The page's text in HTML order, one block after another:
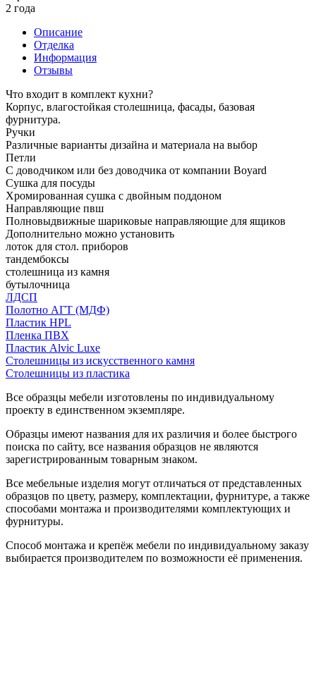
2 года
Описание
Отделка
Информация
Отзывы
Что входит в комплект кухни?
Корпус, влагостойкая столешница, фасады, базовая
фурнитура.
Ручки
Различные варианты дизайна и материала на выбор
Петли
С доводчиком или без доводчика от компании Boyard
Сушка для посуды
Хромированная сушка с двойным поддоном
Направляющие пвш
Полновыдвижные шариковые направляющие для ящиков
Дополнительно можно установить
лоток для стол. приборов
тандембоксы
столешница из камня
бутылочница
ЛДСП
Полотно АГТ (МДФ)
Пластик HPL
Пленка ПВХ
Пластик Alvic Luxe
Столешницы из искусственного камня
Столешницы из пластика
Все образцы мебели изготовлены по индивидуальному
проекту в единственном экземпляре.
Образцы имеют названия для их различия и более быстрого
поиска по сайту, все названия образцов не являются
зарегистрированным товарным знаком.
Все мебельные изделия могут отличаться от представленных
образцов по цвету, размеру, комплектации, фурнитуре, а также
способами монтажа и производителями комплектующих и
фурнитуры.
Способ монтажа и крепёж мебели по индивидуальному заказу
выбирается производителем по возможности её применения.